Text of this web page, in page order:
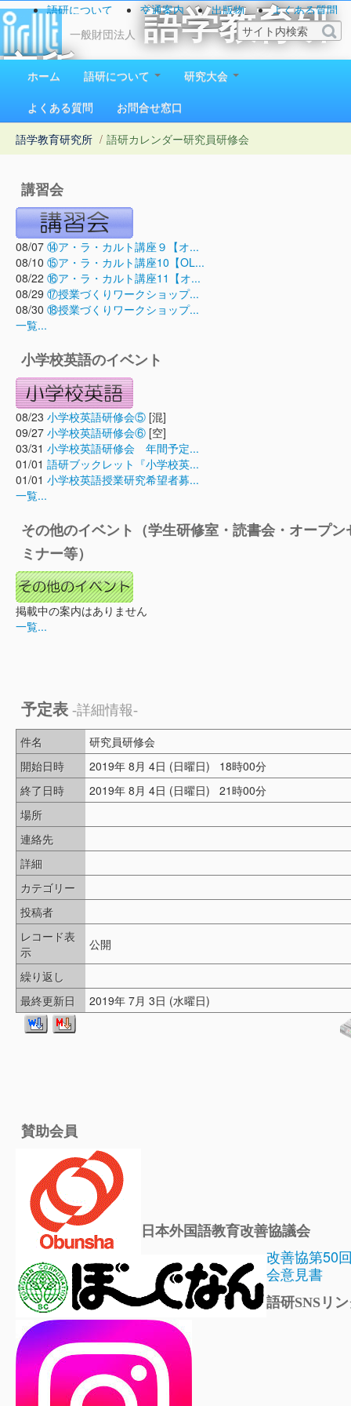
一般財団法人
語学教育研
究所
1923（大正12）年創立
語研について 交通案内 出版物
よくある質問
お問い合わせ
ホーム 語研について
研究大会
よくある質問
お問合せ窓口
語学教育研究所 / 語研カレンダー研究員研修会
講習会
08/07 ⑭ア・ラ・カルト講座９【オ...
08/10 ⑮ア・ラ・カルト講座10【OL...
08/22 ⑯ア・ラ・カルト講座11【オ...
08/29 ⑰授業づくりワークショップ...
08/30 ⑱授業づくりワークショップ...
一覧...
小学校英語のイベント
08/23 小学校英語研修会⑤ [混]
09/27 小学校英語研修会⑥ [空]
03/31 小学校英語研修会 年間予定...
01/01 語研ブックレット『小学校英...
01/01 小学校英語授業研究希望者募...
一覧...
その他のイベント（学生研修室・読書会・オープン
ミナー等）
掲載中の案内はありません
一覧...
予定表 -詳細情報-
件名
研究員研修会
開始日時
2019年 8月 4日 (日曜日) 18時00分
終了日時
2019年 8月 4日 (日曜日) 21時00分
場所
連絡先
詳細
カテゴリー
投稿者
レコード表
示
公開
繰り返し
最終更新日
2019年 7月 3日 (水曜日)
賛助会員
日本外国語教育改善協議会
改善協第50
会意見書
語研SNSリ